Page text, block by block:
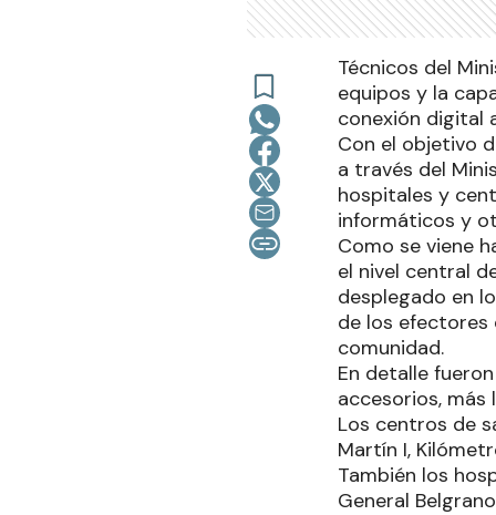
Técnicos del
equipos y la
conexión digital
Con el objetivo
a través del
hospitales y
informáticos y
Como se viene
el nivel central
desplegado en
de los efectores
comunidad.
En detalle
accesorios,
Los centros de
Martín I,
También los
General